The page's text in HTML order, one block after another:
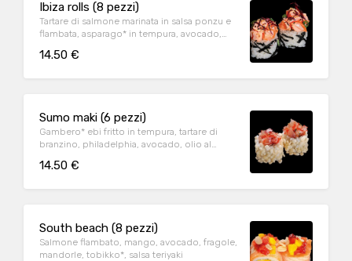
Ibiza rolls (8 pezzi)
Tartare di salmone marinata in salsa ponzu e
flambata, asparago* in tempura, avocado,
14.50 €
Sumo maki (6 pezzi)
Gambero* ebi fritto in tempura, tartare di
branzino, philadelphia, avocado, olio al
14.50 €
South beach (8 pezzi)
Salmone flambato, mango, avocado, fragole,
mandorle, tobikko*, salsa teriyaki